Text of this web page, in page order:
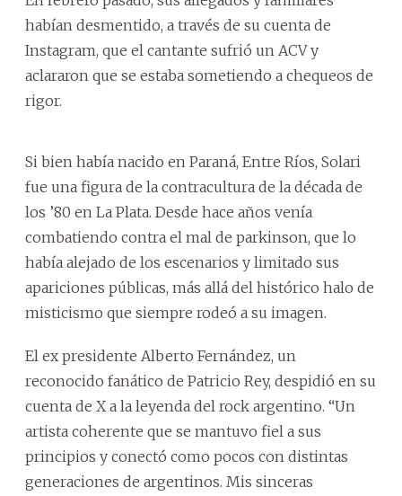
habían desmentido, a través de su cuenta de
Instagram, que el cantante sufrió un ACV y
aclararon que se estaba sometiendo a chequeos de
rigor.
Si bien había nacido en Paraná, Entre Ríos, Solari
fue una figura de la contracultura de la década de
los ’80 en La Plata. Desde hace años venía
combatiendo contra el mal de parkinson, que lo
había alejado de los escenarios y limitado sus
apariciones públicas, más allá del histórico halo de
misticismo que siempre rodeó a su imagen.
El ex presidente Alberto Fernández, un
reconocido fanático de Patricio Rey, despidió en su
cuenta de X a la leyenda del rock argentino. “Un
artista coherente que se mantuvo fiel a sus
principios y conectó como pocos con distintas
generaciones de argentinos. Mis sinceras